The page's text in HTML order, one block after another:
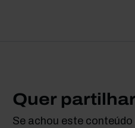
Quer
Se achou este